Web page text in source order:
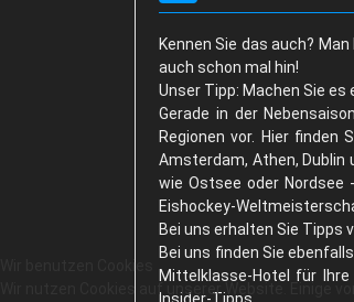
Kennen Sie das auch?
auch schon mal hin!
Unser Tipp: Machen Sie es
Gerade in der
Regionen vor. Hier finden
Amsterdam, Athen, Dublin
wie Ostsee oder Nordsee
Eishockey-
Bei uns erhalten Sie Tipps
Bei uns finden Sie
Mittelklasse-Hotel für
Insider-Tipps.
Wir nutzen Cookies auf unserer Website. Einige